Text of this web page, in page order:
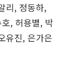
리, 정동하,
, 허용별, 박
유진, 은가은